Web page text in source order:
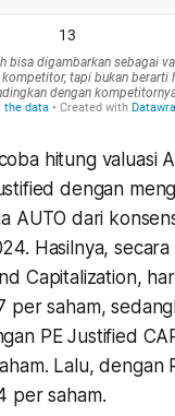
hitung valuasi
dengan
AUTO dari
Hasilnya, secara
Capitalization,
per saham,
PE Justified
Lalu, dengan
per saham.